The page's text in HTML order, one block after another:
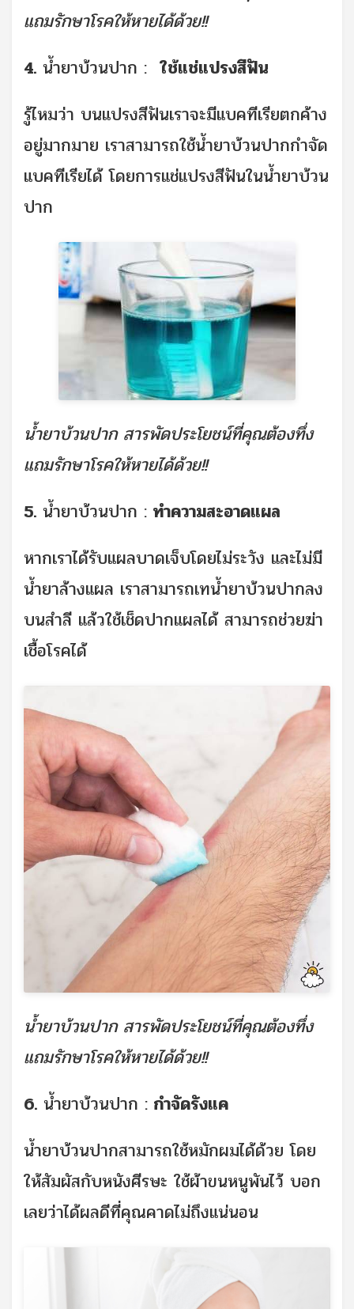
แถมรักษาโรคให้หายได้ด้วย!!
4. น้ำยาบ้วนปาก : ใช้แช่แปรงสีฟัน
รู้ไหมว่า บนแปรงสีฟันเราจะมีแบคทีเรียตกค้าง
อยู่มากมาย เราสามารถใช้น้ำยาบ้วนปากกำจัด
แบคทีเรียได้ โดยการแช่แปรงสีฟันในน้ำยาบ้วน
ปาก
น้ำยาบ้วนปาก สารพัดประโยชน์ที่คุณต้องทึ่ง
แถมรักษาโรคให้หายได้ด้วย!!
5. น้ำยาบ้วนปาก : ทำความสะอาดแผล
หากเราได้รับแผลบาดเจ็บโดยไม่ระวัง และไม่มี
น้ำยาล้างแผล เราสามารถเทน้ำยาบ้วนปากลง
บนสำลี แล้วใช้เช็ดปากแผลได้ สามารถช่วยฆ่า
เชื้อโรคได้
น้ำยาบ้วนปาก สารพัดประโยชน์ที่คุณต้องทึ่ง
แถมรักษาโรคให้หายได้ด้วย!!
6. น้ำยาบ้วนปาก : กำจัดรังแค
น้ำยาบ้วนปากสามารถใช้หมักผมได้ด้วย โดย
ให้สัมผัสกับหนังศีรษะ ใช้ผ้าขนหนูพันไว้ บอก
เลยว่าได้ผลดีที่คุณคาดไม่ถึงแน่นอน